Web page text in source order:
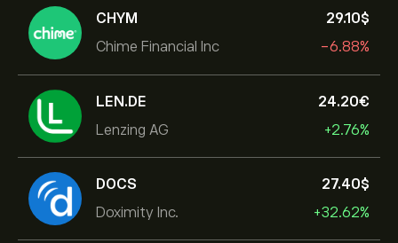
CHYM
Chime Financial Inc
29.10‎$‎
-6.88%
LEN.DE
Lenzing AG
24.20‎€‎
+2.76%
DOCS
Doximity Inc.
27.40‎$‎
+32.62%